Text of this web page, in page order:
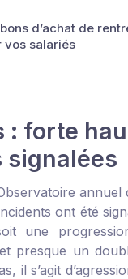
d’achat de
vos salariés
: forte
signalées
annuel
ont été
une
presque un
il s’agit